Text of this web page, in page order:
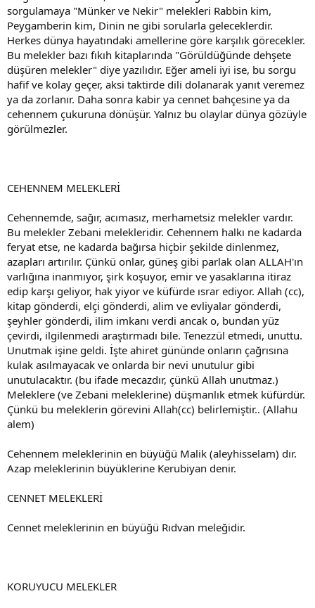
sorgulamaya "Münker ve Nekir" melekleri Rabbin kim,
Peygamberin kim, Dinin ne gibi sorularla geleceklerdir.
Herkes dünya hayatındaki amellerine göre karşılık görecekler.
Bu melekler bazı fıkıh kitaplarında "Görüldüğünde dehşete
düşüren melekler" diye yazılıdır. Eğer ameli iyi ise, bu sorgu
hafif ve kolay geçer, aksi taktirde dili dolanarak yanıt veremez
ya da zorlanır. Daha sonra kabir ya cennet bahçesine ya da
cehennem çukuruna dönüşür. Yalnız bu olaylar dünya gözüyle
görülmezler.
CEHENNEM MELEKLERİ
Cehennemde, sağır, acımasız, merhametsiz melekler vardır.
Bu melekler Zebani melekleridir. Cehennem halkı ne kadarda
feryat etse, ne kadarda bağırsa hiçbir şekilde dinlenmez,
azapları artırılır. Çünkü onlar, güneş gibi parlak olan ALLAH'ın
varlığına inanmıyor, şirk koşuyor, emir ve yasaklarına itiraz
edip karşı geliyor, hak yiyor ve küfürde ısrar ediyor. Allah (cc),
kitap gönderdi, elçi gönderdi, alim ve evliyalar gönderdi,
şeyhler gönderdi, ilim imkanı verdi ancak o, bundan yüz
çevirdi, ilgilenmedi araştırmadı bile. Tenezzül etmedi, unuttu.
Unutmak işine geldi. İşte ahiret gününde onların çağrısına
kulak asılmayacak ve onlarda bir nevi unutulur gibi
unutulacaktır. (bu ifade mecazdır, çünkü Allah unutmaz.)
Meleklere (ve Zebani meleklerine) düşmanlık etmek küfürdür.
Çünkü bu meleklerin görevini Allah(cc) belirlemiştir.. (Allahu
alem)
Cehennem meleklerinin en büyüğü Malik (aleyhisselam) dır.
Azap meleklerinin büyüklerine Kerubiyan denir.
CENNET MELEKLERİ
Cennet meleklerinin en büyüğü Rıdvan meleğidir.
KORUYUCU MELEKLER